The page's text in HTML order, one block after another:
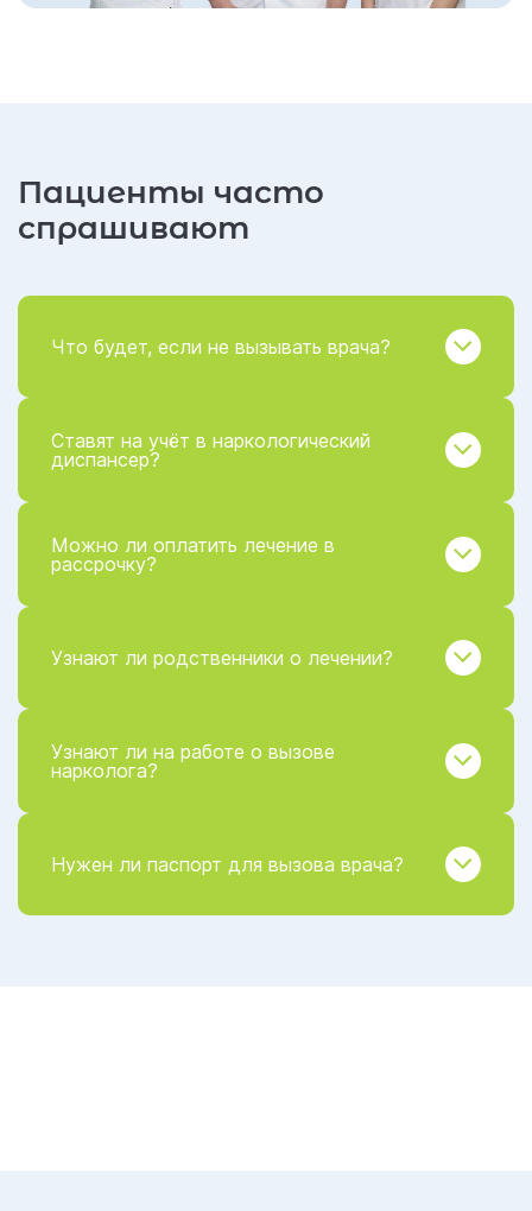
Пациенты часто
спрашивают
Что будет, если не вызывать врача?
Ставят на учёт в наркологический
диспансер?
Можно ли оплатить лечение в
рассрочку?
Узнают ли родственники о лечении?
Узнают ли на работе о вызове
нарколога?
Нужен ли паспорт для вызова врача?